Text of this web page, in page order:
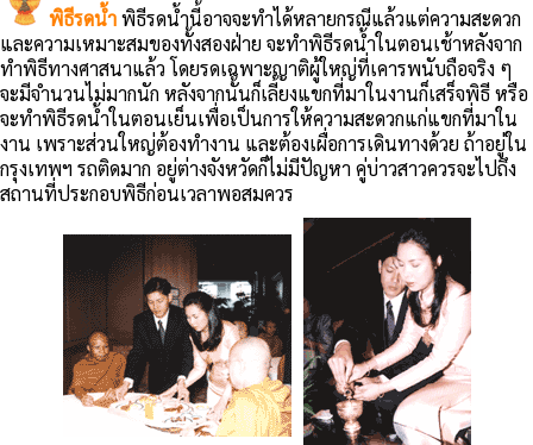
พิธีรดน้ำพิธีรดน้ำนี้อาจจะทำได้หลายกรณีแล้วแต่ความสะดวก
และความเหมาะสมของทั้งสองฝ่าย จะทำพิธีรดน้ำในตอนเช้าหลังจาก
ทำพิธีทางศาสนาแล้ว โดยรดเฉพาะญาติผู้ใหญ่ที่เคารพนับถือจริง ๆ
จะมีจำนวนไม่มากนัก หลังจากนั้นก็เลี้ยงแขกที่มาในงานก็เสร็จพิธี หรือ
จะทำพิธีรดน้ำในตอนเย็นเพื่อเป็นการให้ความสะดวกแก่แขกที่มาใน
งาน เพราะส่วนใหญ่ต้องทำงาน และต้องเผื่อการเดินทางด้วย ถ้าอยู่ใน
กรุงเทพฯ รถติดมาก อยู่ต่างจังหวัดก็ไม่มีปัญหา คู่บ่าวสาวควรจะไปถึง
สถานที่ประกอบพิธีก่อนเวลาพอสมควร